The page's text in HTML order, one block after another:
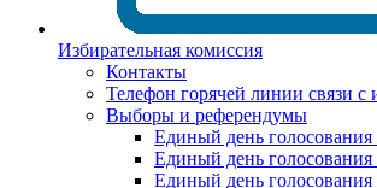
Избирательная комиссия
Контакты
Телефон горячей линии связи с
Выборы и референдумы
Единый день голосования
Единый день голосования
Единый день голосования